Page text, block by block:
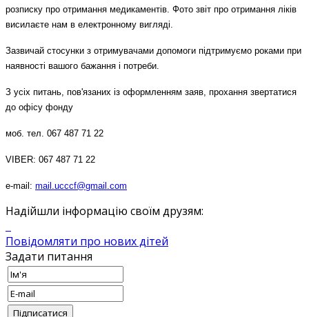
розписку про отримання медикаментів. Фото звіт про отримання ліків
висилаєте нам в електронному вигляді.
Зазвичай стосунки з отримувачами допомоги підтримуємо роками при
наявності вашого бажання і потреби.
З усіх питань, пов'язаних із оформленням заяв, прохання звертатися
до офісу фонду
моб. тел. 067 487 71 22
VIBER: 067 487 71 22
e-mail: mail.ucccf@gmail.com
Надійшли інформацію своїм друзям:
Повідомляти про нових дітей
Задати питання